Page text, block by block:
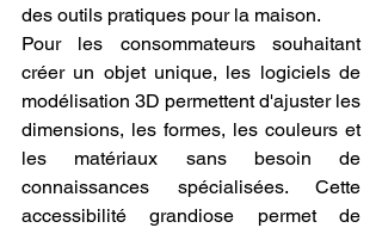
des outils pratiques pour la maison.
Pour les consommateurs souhaitant
créer un objet unique, les logiciels de
modélisation 3D permettent d'ajuster les
dimensions, les formes, les couleurs et
les matériaux sans besoin de
connaissances spécialisées. Cette
accessibilité grandiose permet de